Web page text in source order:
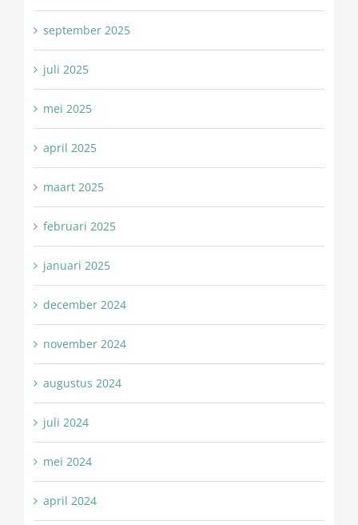
september 2025
juli 2025
mei 2025
april 2025
maart 2025
februari 2025
januari 2025
december 2024
november 2024
augustus 2024
juli 2024
mei 2024
april 2024